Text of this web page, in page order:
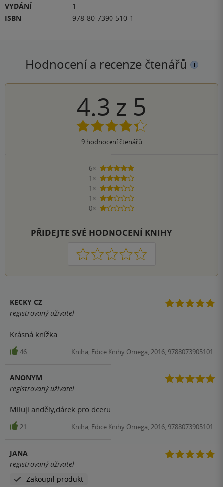
VYDÁNÍ
1
ISBN
978-80-7390-510-1
Hodnocení a recenze čtenářů
4.3 z 5
9hodnocení čtenářů
6×
5 hvězdiček
1×
4 hvězdičky
1×
3 hvězdičky
1×
2 hvězdičky
0×
1 hvezdička
PŘIDEJTE SVÉ HODNOCENÍ KNIHY
1 2 3 4 5
KECKY CZ
registrovaný uživatel
Krásná knížka....
46 Kniha, Edice Knihy Omega, 2016, 9788073905101
ANONYM
registrovaný uživatel
Miluji anděly,dárek pro dceru
21 Kniha, Edice Knihy Omega, 2016, 9788073905101
JANA
registrovaný uživatel
Zakoupil produkt